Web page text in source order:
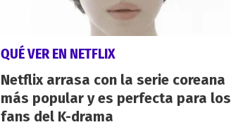
QUÉ VER EN NETFLIX
Netflix arrasa con la serie coreana
más popular y es perfecta para los
fans del K-drama